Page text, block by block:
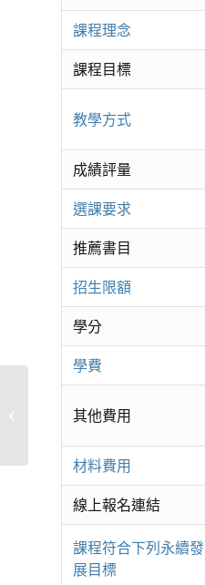
課程理念
課程目標
教學方式
成績評量
選課要求
推薦書目
招生限額
學分
學費
其他費用
材料費用
線上報名連結
課程符合下列永續發
展目標
圓滿投資新境界-基礎